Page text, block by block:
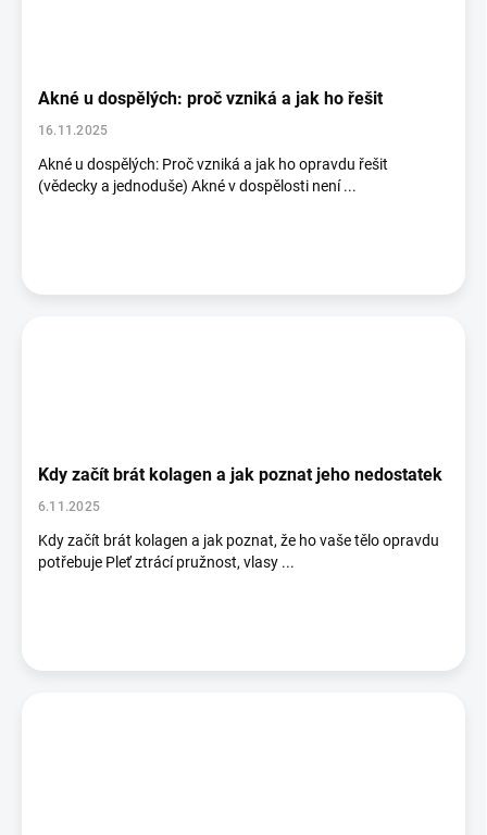
Akné u dospělých: proč vzniká a jak ho řešit
16.11.2025
Akné u dospělých: Proč vzniká a jak ho opravdu řešit
(vědecky a jednoduše) Akné v dospělosti není ...
Kdy začít brát kolagen a jak poznat jeho nedostatek
6.11.2025
Kdy začít brát kolagen a jak poznat, že ho vaše tělo opravdu
potřebuje Pleť ztrácí pružnost, vlasy ...